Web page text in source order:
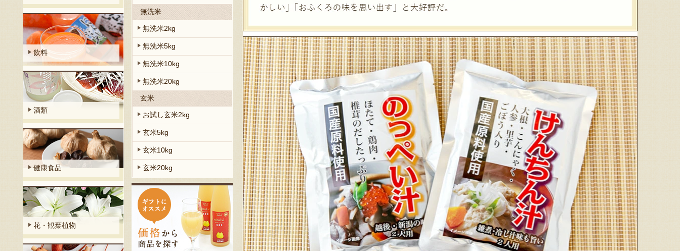
飲料
酒類
健康食品
花・観葉植物
無洗米
無洗米2kg
無洗米5kg
無洗米10kg
無洗米20kg
玄米
お試し玄米2kg
玄米5kg
玄米10kg
玄米20kg